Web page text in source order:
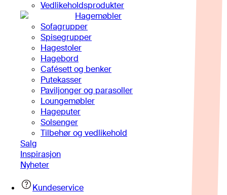
Vedlikeholdsprodukter
Hagemøbler
Sofagrupper
Spisegrupper
Hagestoler
Hagebord
Cafésett og benker
Putekasser
Paviljonger og parasoller
Loungemøbler
Hageputer
Solsenger
Tilbehør og vedlikehold
Salg
Inspirasjon
Nyheter
Kundeservice